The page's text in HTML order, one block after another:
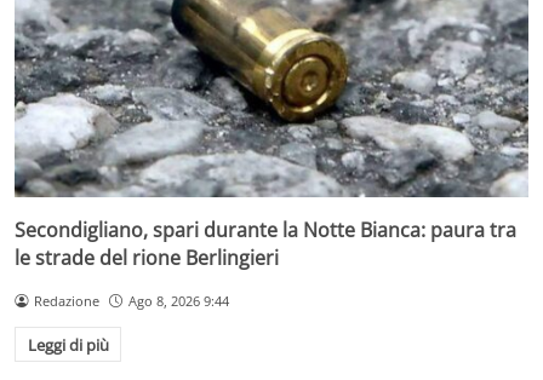
Secondigliano, spari durante la Notte Bianca: paura tra
le strade del rione Berlingieri
Redazione Ago 8, 2026 9:44
Leggi di più